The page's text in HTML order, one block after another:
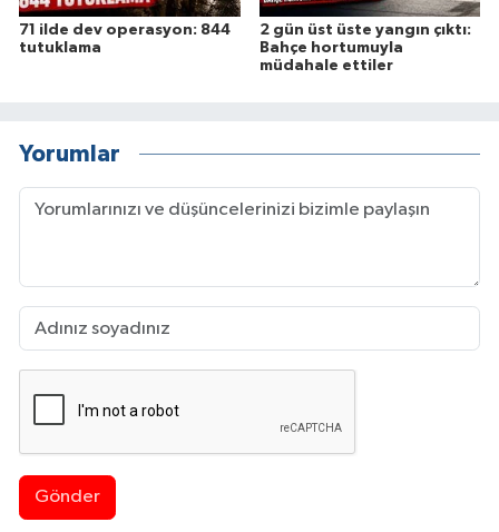
71 ilde dev operasyon: 844
tutuklama
2 gün üst üste yangın çıktı:
Bahçe hortumuyla
müdahale ettiler
Yorumlar
Gönder